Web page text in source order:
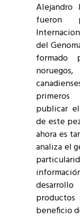
Alejandro
fueron
del
formado
publicar
de este
ahora es
analiza el
beneficio